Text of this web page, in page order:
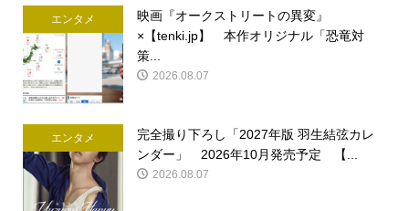
エンタメ
映画『オークストリートの異変』
×【tenki.jp】 本作オリジナル「恐竜対
策...
2026.08.07
エンタメ
完全撮り下ろし「2027年版 羽生結弦カレ
ンダー」 2026年10月発売予定 【...
2026.08.07